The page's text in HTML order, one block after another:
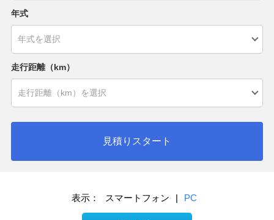
年式
走行距離（km）
見積りスタート
表示： スマートフォン | PC